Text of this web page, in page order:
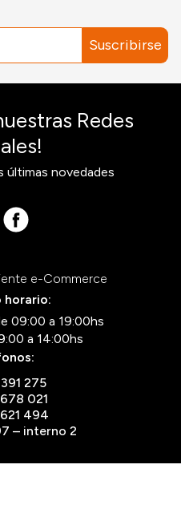
Suscribirse
Redes
últimas novedades
e-Commerce
horario:
09:00 a 19:00hs
a 14:00hs
275
021
494
– interno 2